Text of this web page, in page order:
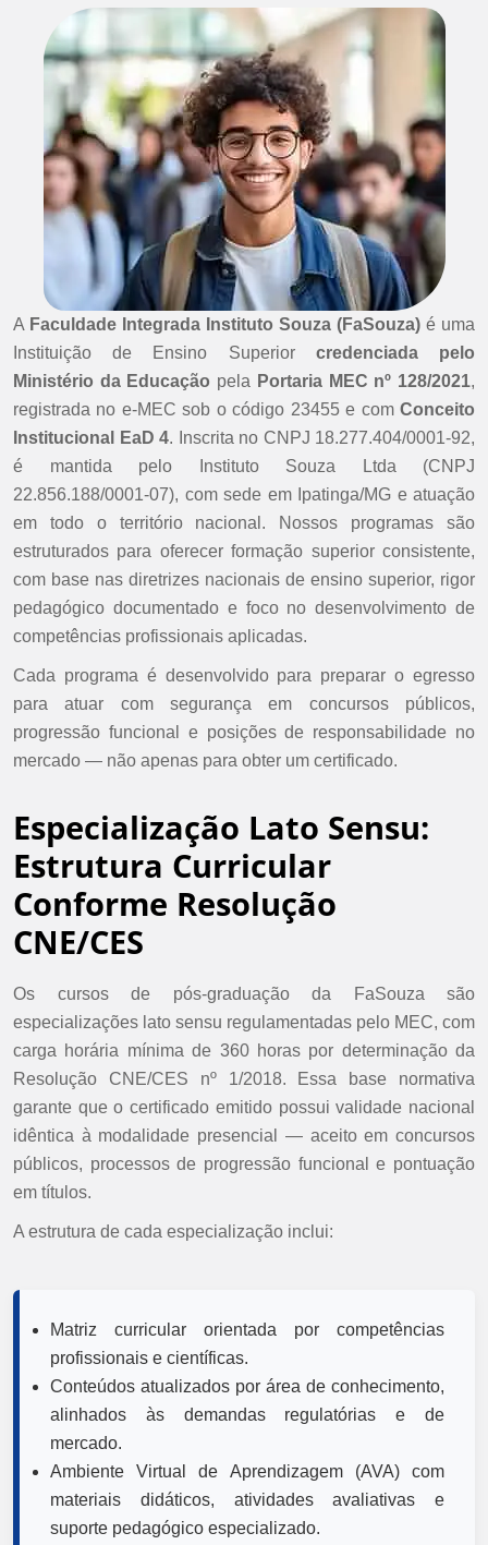
A Faculdade Integrada Instituto Souza (FaSouza) é uma
Instituição de Ensino Superior credenciada pelo
Ministério da Educação pela Portaria MEC nº 128/2021,
registrada no e-MEC sob o código 23455 e com Conceito
Institucional EaD 4. Inscrita no CNPJ 18.277.404/0001-92,
é mantida pelo Instituto Souza Ltda (CNPJ
22.856.188/0001-07), com sede em Ipatinga/MG e atuação
em todo o território nacional. Nossos programas são
estruturados para oferecer formação superior consistente,
com base nas diretrizes nacionais de ensino superior, rigor
pedagógico documentado e foco no desenvolvimento de
competências profissionais aplicadas.
Cada programa é desenvolvido para preparar o egresso
para atuar com segurança em concursos públicos,
progressão funcional e posições de responsabilidade no
mercado — não apenas para obter um certificado.
Especialização Lato Sensu:
Estrutura Curricular
Conforme Resolução
CNE/CES
Os cursos de pós-graduação da FaSouza são
especializações lato sensu regulamentadas pelo MEC, com
carga horária mínima de 360 horas por determinação da
Resolução CNE/CES nº 1/2018. Essa base normativa
garante que o certificado emitido possui validade nacional
idêntica à modalidade presencial — aceito em concursos
públicos, processos de progressão funcional e pontuação
em títulos.
A estrutura de cada especialização inclui:
Matriz curricular orientada por competências
profissionais e científicas.
Conteúdos atualizados por área de conhecimento,
alinhados às demandas regulatórias e de
mercado.
Ambiente Virtual de Aprendizagem (AVA) com
materiais didáticos, atividades avaliativas e
suporte pedagógico especializado.